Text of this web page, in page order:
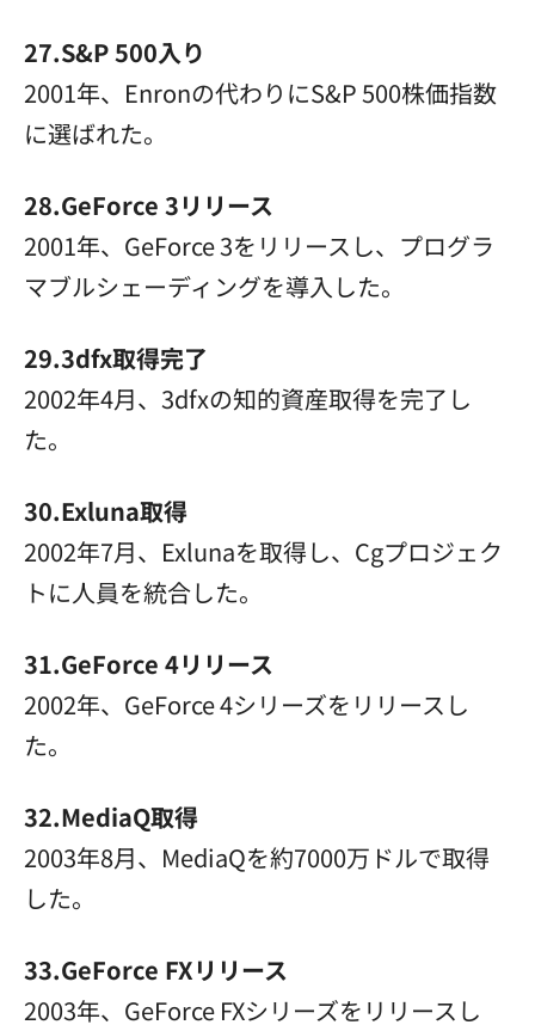
27.S&P 500入り
2001年、Enronの代わりにS&P 500株価指数
に選ばれた。
28.GeForce 3リリース
2001年、GeForce 3をリリースし、プログラ
マブルシェーディングを導入した。
29.3dfx取得完了
2002年4月、3dfxの知的資産取得を完了し
た。
30.Exluna取得
2002年7月、Exlunaを取得し、Cgプロジェク
トに人員を統合した。
31.GeForce 4リリース
2002年、GeForce 4シリーズをリリースし
た。
32.MediaQ取得
2003年8月、MediaQを約7000万ドルで取得
した。
33.GeForce FXリリース
2003年、GeForce FXシリーズをリリースし